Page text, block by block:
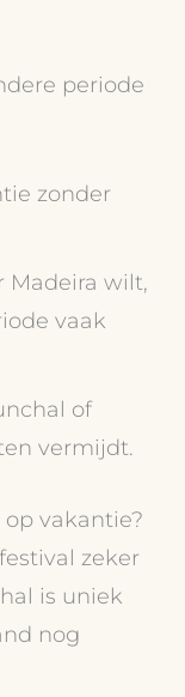
periode
zonder
Madeira wilt,
vaak
of
vermijdt.
vakantie?
zeker
is uniek
nog